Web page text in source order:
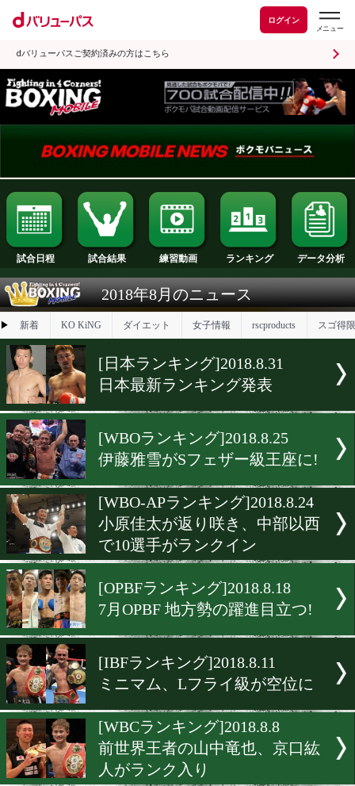
ログイン
dバリューパスご契約済みの方はこちら
試合日程 試合結果 練習動画 ランキング
2018年8月のニュース
▶ 新着 KO KiNG ダイエット 女子情報
[日本ランキング]2018.8.31
日本最新ランキング発表
[WBOランキング]2018.8.25
伊藤雅雪がSフェザー級王
[WBO-APランキング
小原佳太が返り咲き、中部
で10選手がランクイン
[OPBFランキング]2018.8.18
7月OPBF 地方勢の躍進目